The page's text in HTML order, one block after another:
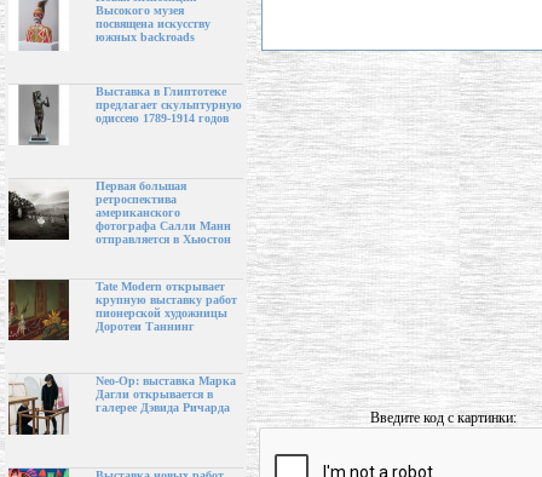
Высокого музея
посвящена искусству
южных backroads
Выставка в Глиптотеке
предлагает скульптурную
одиссею 1789-1914 годов
Первая большая
ретроспектива
американского
фотографа Салли Манн
отправляется в Хьюстон
Tate Modern открывает
крупную выставку работ
пионерской художницы
Доротеи Таннинг
Neo-Op: выставка Марка
Дагли открывается в
галерее Дэвида Ричарда
Введите код с картинки: